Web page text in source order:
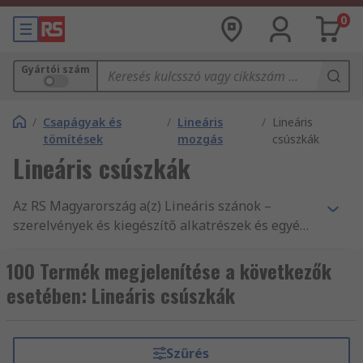
0
Gyártói szám
/ Csapágyak és
tömítések
/ Lineáris
mozgás
/ Lineáris
csúszkák
Lineáris csúszkák
Az RS Magyarország a(z) Lineáris szánok –
szerelvények és kiegészítő alkatrészek és egyéb
terméktartományát kínálja. Versenyképes árak,
az iparág által jóváhagyott termékek, illetve
vevőszolgálatunk kitűnő minősége az, amivel
csoda, hogy világszerte ismertek vagyunk, és mi
100 Termék megjelenítése a következők
esetében: Lineáris csúszkák
Szűrés